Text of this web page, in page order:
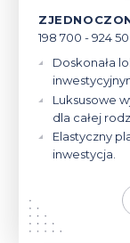
198 700 - 924
Doskonała
Luksusowe
dla całej
Elastyczny
inwestycja.